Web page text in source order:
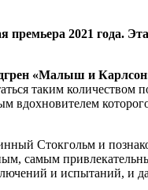
2021 года.
«Малыш и
таким количеством
вдохновителем
Стокгольм и
самым
и испытаний, и